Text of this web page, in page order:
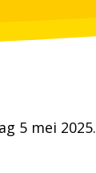
5 mei 2025.